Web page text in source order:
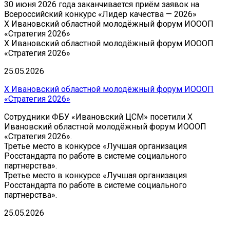
30 июня 2026 года заканчивается приём заявок на
Всероссийский конкурс «Лидер качества — 2026»
Х Ивановский областной молодёжный форум ИОООП
«Стратегия 2026»
Х Ивановский областной молодёжный форум ИОООП
«Стратегия 2026»
25.05.2026
Х Ивановский областной молодёжный форум ИОООП
«Стратегия 2026»
Сотрудники ФБУ «Ивановский ЦСМ» посетили Х
Ивановский областной молодёжный форум ИОООП
«Стратегия 2026».
Третье место в конкурсе «Лучшая организация
Росстандарта по работе в системе социального
партнерства».
Третье место в конкурсе «Лучшая организация
Росстандарта по работе в системе социального
партнерства».
25.05.2026